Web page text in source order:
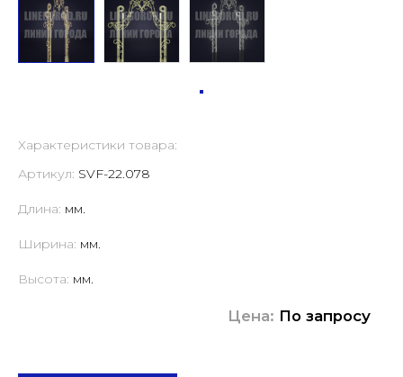
Характеристики товара:
Артикул: SVF-22.078
Длина: мм.
Ширина: мм.
Высота: мм.
Цена: По запросу